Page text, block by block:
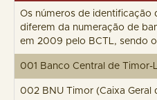
Os números de identificação
diferem da numeração de
em 2009 pelo BCTL, sendo
001 Banco Central de Timor-
002 BNU Timor (Caixa Geral